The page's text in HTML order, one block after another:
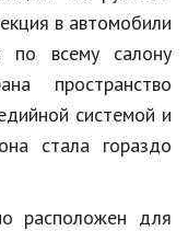
в автомобили
по всему салону
пространство
системой и
стала гораздо
расположен для